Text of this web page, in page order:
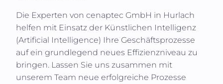
Die Experten von cenaptec GmbH in Hurlach
helfen mit Einsatz der Künstlichen Intelligenz
(Artificial Intelligence) Ihre Geschäftsprozesse
auf ein grundlegend neues Effizienzniveau zu
bringen. Lassen Sie uns zusammen mit
unserem Team neue erfolgreiche Prozesse